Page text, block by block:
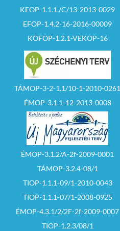
KEOP-1.1.1./C/13-2013-0029
EFOP-1.4.2-16-2016-00009
KÖFOP-1.2.1-VEKOP-16
TÁMOP-3-2-1.1/10-1-2010-0261
ÉMOP-3.1.1-12-2013-0008
ÉMOP-3.1.2/A-2f-2009-0001
TÁMOP-3.2.4-08/1
TIOP-1.1.1-09/1-2010-0043
TIOP-1.1.1-07/1-2008-0925
ÉMOP-4.3.1/2/2F-2f-2009-0007
TIOP-1.2.3/08/1